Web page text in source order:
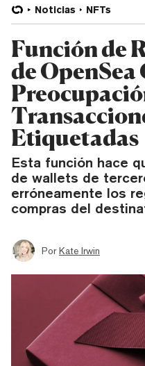
Noticias NFTs
Función de
de OpenSea
Etiquetadas
Esta función hace
de wallets de
erróneamente los
compras del
Por Kate Irwin